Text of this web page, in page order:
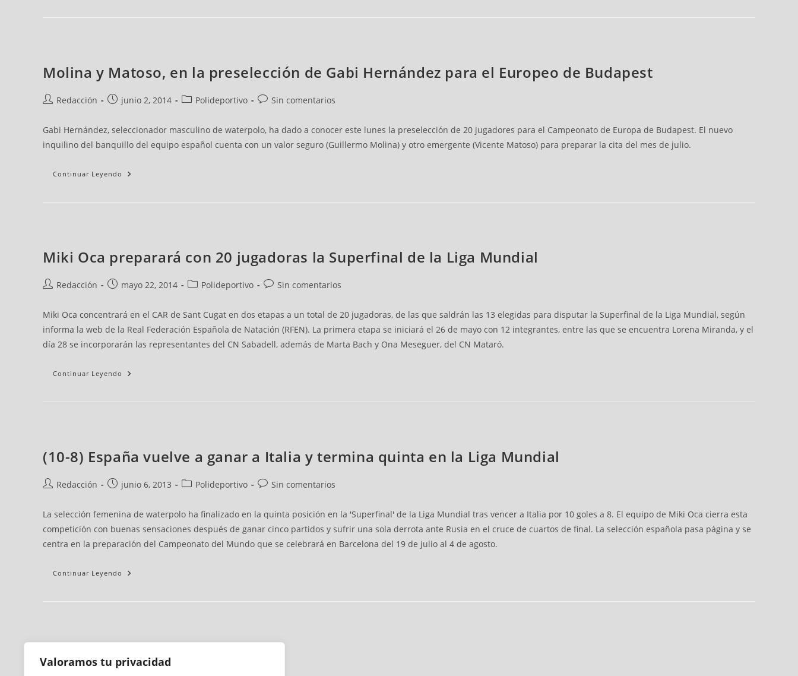
Valoramos tu privacidad
Molina y Matoso, en la preselección de Gabi Hernández para el Europeo de Budapest
Redacción junio 2, 2014 Polideportivo Sin comentarios
Gabi Hernández, seleccionador masculino de waterpolo, ha dado a conocer este lunes la preselección de 20 jugadores para el Campeonato de Europa de Budapest. El nuevo
inquilino del banquillo del equipo español cuenta con un valor seguro (Guillermo Molina) y otro emergente (Vicente Matoso) para preparar la cita del mes de julio.
Continuar Leyendo
Miki Oca preparará con 20 jugadoras la Superfinal de la Liga Mundial
Redacción mayo 22, 2014 Polideportivo Sin comentarios
Miki Oca concentrará en el CAR de Sant Cugat en dos etapas a un total de 20 jugadoras, de las que saldrán las 13 elegidas para disputar la Superfinal de la Liga Mundial, según
informa la web de la Real Federación Española de Natación (RFEN). La primera etapa se iniciará el 26 de mayo con 12 integrantes, entre las que se encuentra Lorena Miranda, y el
día 28 se incorporarán las representantes del CN Sabadell, además de Marta Bach y Ona Meseguer, del CN Mataró.
Continuar Leyendo
(10-8) España vuelve a ganar a Italia y termina quinta en la Liga Mundial
Redacción junio 6, 2013 Polideportivo Sin comentarios
La selección femenina de waterpolo ha finalizado en la quinta posición en la 'Superfinal' de la Liga Mundial tras vencer a Italia por 10 goles a 8. El equipo de Miki Oca cierra esta
competición con buenas sensaciones después de ganar cinco partidos y sufrir una sola derrota ante Rusia en el cruce de cuartos de final. La selección española pasa página y se
centra en la preparación del Campeonato del Mundo que se celebrará en Barcelona del 19 de julio al 4 de agosto.
Continuar Leyendo